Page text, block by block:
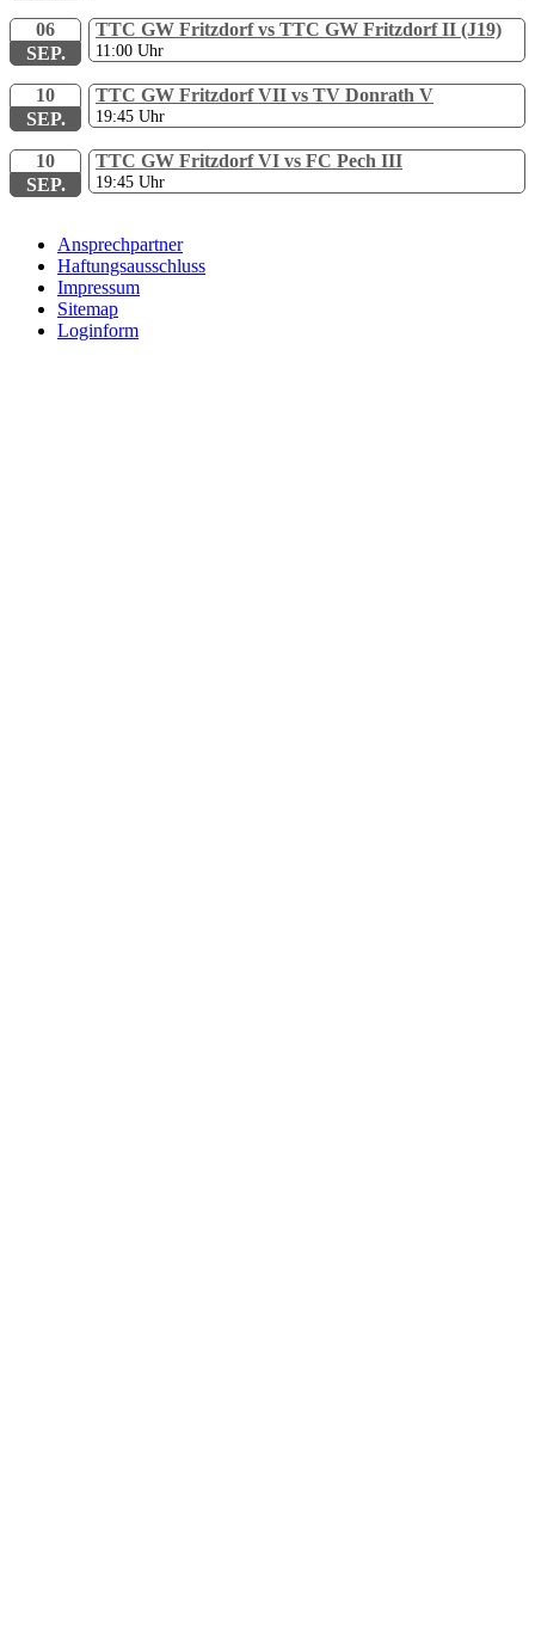
06
SEP.
TTC GW Fritzdorf vs TTC GW Fritzdorf II (J19)
11:00 Uhr
10
SEP.
TTC GW Fritzdorf VII vs TV Donrath V
19:45 Uhr
10
SEP.
TTC GW Fritzdorf VI vs FC Pech III
19:45 Uhr
Ansprechpartner
Haftungsausschluss
Impressum
Sitemap
Loginform